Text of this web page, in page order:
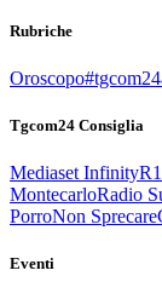
Rubriche
Oroscopo
Tgcom24 Consiglia
Mediaset Infinity
MontecarloRadio
PorroNon Sprecare
Eventi